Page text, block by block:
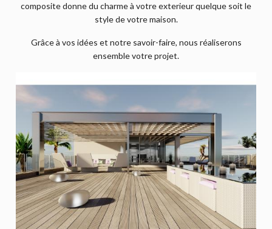
composite donne du charme à votre exterieur quelque soit le
style de votre maison.
Grâce à vos idées et notre savoir-faire, nous réaliserons
ensemble votre projet.